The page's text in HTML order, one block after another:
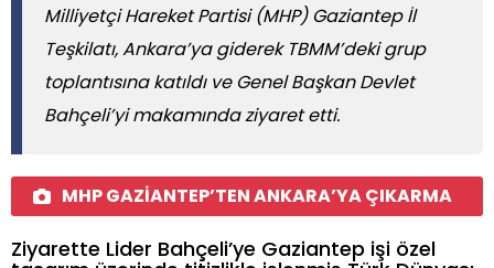
Milliyetçi Hareket Partisi (MHP) Gaziantep İl
Teşkilatı, Ankara’ya giderek TBMM’deki grup
toplantısına katıldı ve Genel Başkan Devlet
Bahçeli’yi makamında ziyaret etti.
MHP GAZİANTEP’TEN ANKARA’YA ÇIKARMA
Ziyarette Lider Bahçeli’ye Gaziantep işi özel